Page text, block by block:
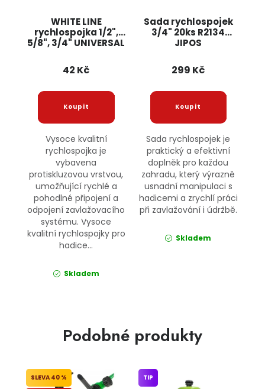
WHITE LINE
rychlospojka 1/2",
5/8", 3/4" UNIVERSAL
42 Kč
Vysoce kvalitní
rychlospojka je
vybavena
protiskluzovou vrstvou,
umožňující rychlé a
pohodlné připojení a
odpojení zavlažovacího
systému. Vysoce
kvalitní rychlospojky pro
hadice...
Skladem
Sada rychlospojek
3/4" 20ks R2134
JIPOS
299 Kč
Sada rychlospojek je
praktický a efektivní
doplněk pro každou
zahradu, který výrazně
usnadní manipulaci s
hadicemi a zrychlí práci
při zavlažování i údržbě.
Skladem
Podobné produkty
40 % TIP